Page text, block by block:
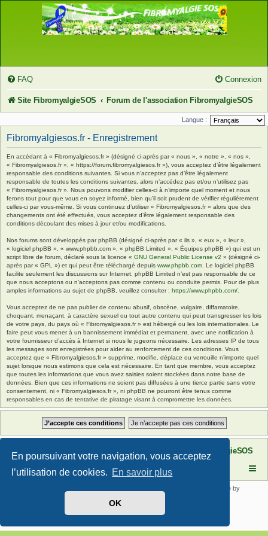
En poursuivant votre navigation, vous acceptez
l’utilisation de cookies. En savoir plus
OK
FAQ Connexion
Site FibromyalgieSOS Forum de l'association FibromyalgieSOS
Langue :
Fibromyalgiesos.fr - Enregistrement
En accédant à « Fibromyalgiesos.fr » (désigné ci-après par « nous », « notre », « nos »,
« Fibromyalgiesos.fr », « https://forum.fibromyalgiesos.fr »), vous acceptez d’être légalement
responsable des conditions suivantes. Si vous n’acceptez pas d’être légalement
responsable de toutes les conditions suivantes, alors n’accédez pas et/ou n’utilisez pas
« Fibromyalgiesos.fr ». Nous pouvons modifier celles-ci à n’importe quel moment et nous
ferons tout pour que vous en soyez informé, bien qu’il soit prudent de vérifier régulièrement
celles-ci par vous-même. Si vous continuez d’utiliser « Fibromyalgiesos.fr » alors que des
changements ont été effectués, vous acceptez d’être légalement responsable des
conditions découlant des mises à jour et/ou modifications.
Nos forums sont développés par phpBB (désigné ci-après par « ils », « eux », « leur »,
« logiciel phpBB », « www.phpbb.com », « phpBB Limited », « Équipes phpBB ») qui est un
script libre de forum, déclaré sous la licence « GNU General Public License v2 » (désigné ci-
après par « GPL ») et qui peut être téléchargé depuis www.phpbb.com . Le logiciel phpBB
facilite seulement les discussions sur Internet. phpBB Limited n’est pas responsable de ce
que nous acceptons ou n’acceptons pas comme contenu ou conduite permis. Pour de plus
amples informations au sujet de phpBB, veuillez consulter : https://www.phpbb.com/
Vous acceptez de ne pas publier de contenu abusif, obscène, vulgaire, diffamatoire,
choquant, menaçant, à caractère sexuel ou tout autre contenu qui peut transgresser les lois
de votre pays, du pays où « Fibromyalgiesos.fr » est hébergé ou les lois internationales. Le
faire peut vous mener à un bannissement immédiat et permanent, avec une notification à
votre fournisseur d’accès à Internet si nous le jugeons nécessaire. Les adresses IP de tous
les messages sont enregistrées pour aider au renforcement de ces conditions. Vous
acceptez que « Fibromyalgiesos.fr » supprime, modifie, déplace ou verrouille n’importe quel
sujet lorsque nous estimons que cela est nécessaire. En tant que membre, vous acceptez
que toutes les informations que vous avez saisies soient stockées dans notre base de
données. Bien que ces informations ne soient pas diffusées à une tierce partie sans votre
consentement, ni « Fibromyalgiesos.fr », ni phpBB ne pourront être tenus comme
responsables en cas de tentative de piratage visant à compromettre les données.
Site FibromyalgieSOS Forum de l'association FibromyalgieSOS
® Forum Software © phpBB Limited | SE Square by
Traduit par